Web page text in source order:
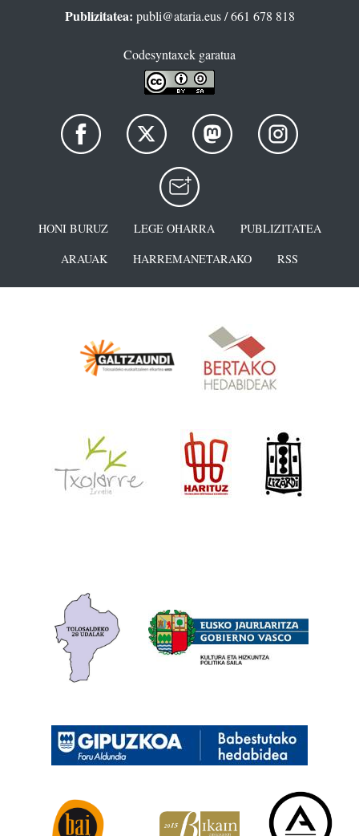
Publizitatea: publi@ataria.eus/ 661 678 818
Codesyntaxek garatua
HONI BURUZ LEGE OHARRA
PUBLIZITATEA
ARAUAK
HARREMANETARAKO RSS